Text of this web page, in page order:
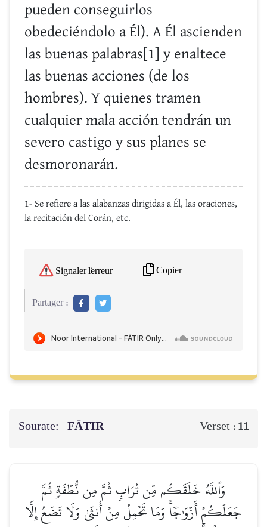
pueden conseguirlos
obedeciéndolo a Él). A Él ascienden
las buenas palabras[1] y enaltece
las buenas acciones (de los
hombres). Y quienes tramen
cualquier mala acción tendrán un
severo castigo y sus planes se
desmoronarán.
1- Se refiere a las alabanzas dirigidas a Él, las oraciones,
la recitación del Corán, etc.
Signaler l'erreur Copier
Partager :
Sourate: FĀTIR Verset : 11
وَٱللَّهُ خَلَقَكُم مِّن تُرَابٖ ثُمَّ مِن نُّطۡفَةٖ ثُمَّ
جَعَلَكُمۡ أَزۡوَٰجٗاۚ وَمَا تَحۡمِلُ مِنۡ أُنثَىٰ وَلَا تَضَعُ إِلَّا